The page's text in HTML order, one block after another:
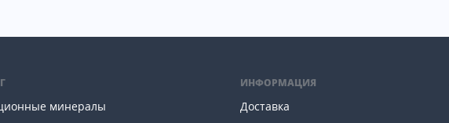
минералы
ИНФОРМАЦИЯ
Доставка